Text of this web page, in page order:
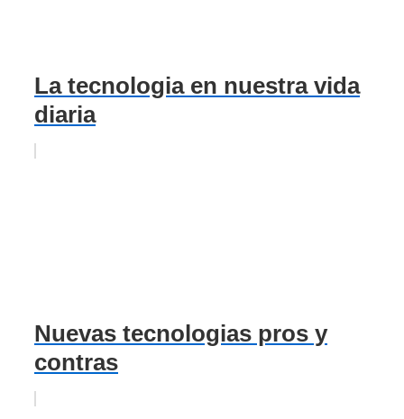
La tecnologia en nuestra vida
diaria
Nuevas tecnologias pros y
contras